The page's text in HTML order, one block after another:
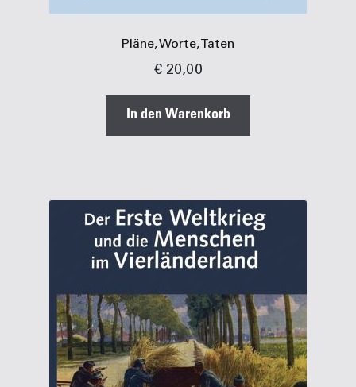
Pläne, Worte, Taten
€20,00
In den Warenkorb